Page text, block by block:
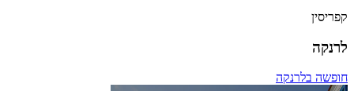
קפריסין
לרנקה
חופשה בלרנקה